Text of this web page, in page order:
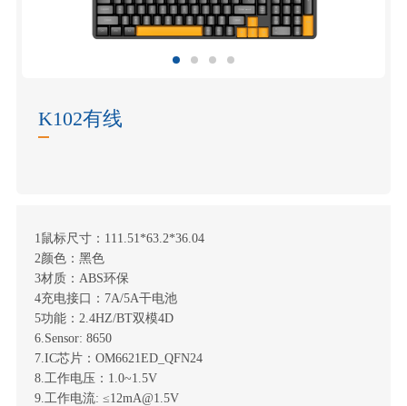
K102有线
1鼠标尺寸：111.51*63.2*36.04
2颜色：黑色
3材质：ABS环保
4充电接口：7A/5A干电池
5功能：2.4HZ/BT双模4D
6.Sensor: 8650
7.IC芯片：OM6621ED_QFN24
8.工作电压：1.0~1.5V
9.工作电流: ≤12mA@1.5V